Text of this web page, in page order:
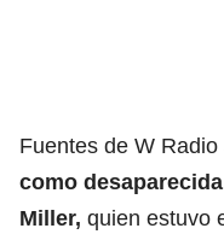
Fuentes de W
como
Miller, quien estuvo